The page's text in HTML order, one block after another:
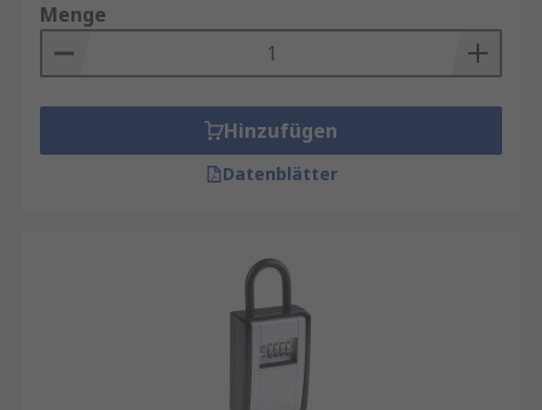
Menge
Hinzufügen
Datenblätter